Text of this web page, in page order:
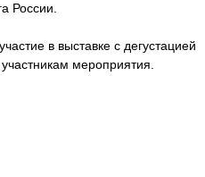
России.
в выставке с дегустацией
мероприятия.